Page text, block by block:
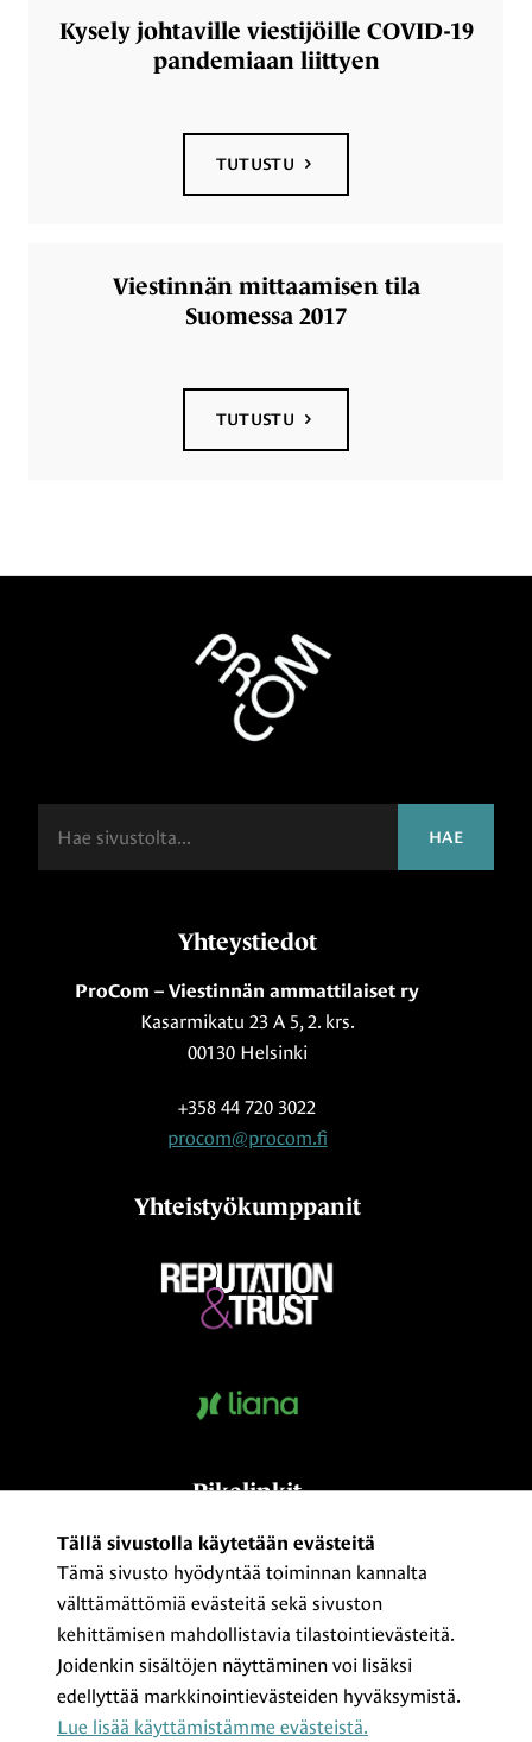
Tällä sivustolla käytetään evästeitä
Tämä sivusto hyödyntää toiminnan kannalta
välttämättömiä evästeitä sekä sivuston
kehittämisen mahdollistavia tilastointievästeitä.
Joidenkin sisältöjen näyttäminen voi lisäksi
edellyttää markkinointievästeiden hyväksymistä.
Lue lisää käyttämistämme evästeistä.​​​​​​
Kysely johtaville viestijöille COVID-19
pandemiaan liittyen
TUTUSTU
Viestinnän mittaamisen tila
Suomessa 2017
TUTUSTU
HAE
Yhteystiedot
ProCom – Viestinnän ammattilaiset ry
Kasarmikatu 23 A 5, 2. krs.
00130 Helsinki
+358 44 720 3022
procom@procom.fi
Yhteistyökumppanit
Pikalinkit
Kumppaniksi?
Medialle
Yhteystiedot ja laskutusosoitteet
ProCom – The Finnish Association of
Communication Professionals
Tietosuojaseloste